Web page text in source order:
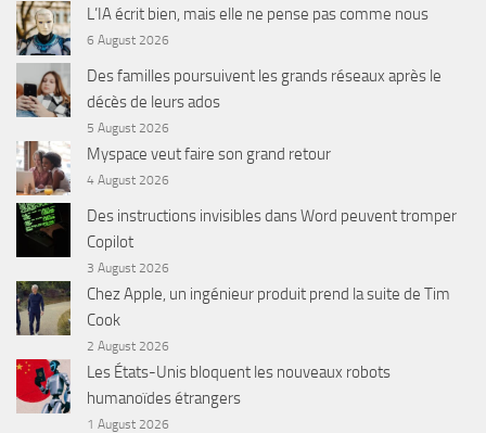
L’IA écrit bien, mais elle ne pense pas comme nous
6 August 2026
Des familles poursuivent les grands réseaux après le
décès de leurs ados
5 August 2026
Myspace veut faire son grand retour
4 August 2026
Des instructions invisibles dans Word peuvent tromper
Copilot
3 August 2026
Chez Apple, un ingénieur produit prend la suite de Tim
Cook
2 August 2026
Les États-Unis bloquent les nouveaux robots
humanoïdes étrangers
1 August 2026